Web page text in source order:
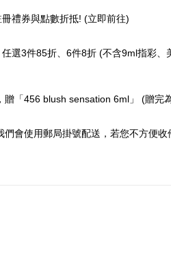
禮券與點數折抵! (立即前往)
選3件85折、6件8折 (不含9ml指彩、
「456 blush sensation 6ml」 (贈完
們會使用郵局掛號配送，若您不方便收